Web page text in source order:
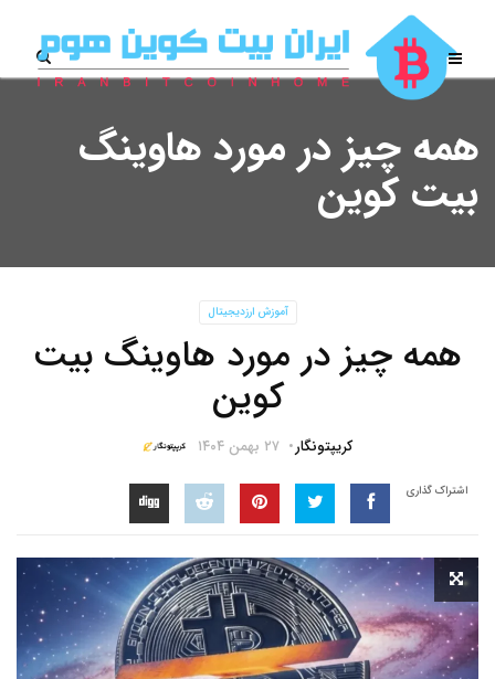
همه چیز در مورد هاوینگ
بیت کوین
آموزش ارزدیجیتال
همه چیز در مورد هاوینگ بیت
کوین
کریپتونگار ۲۷ بهمن ۱۴۰۴
اشتراک گذاری